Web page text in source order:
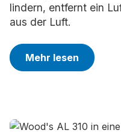
lindern, entfernt ein
aus der Luft.
Mehr lesen